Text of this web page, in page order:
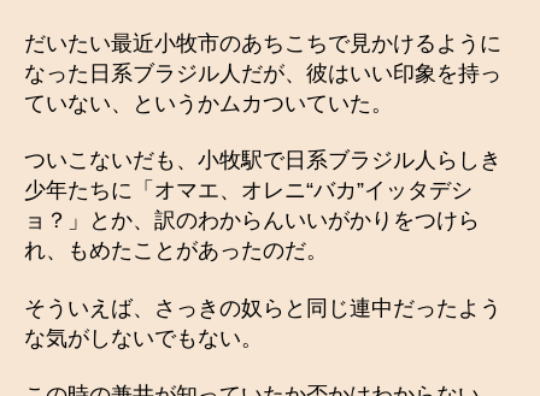
だいたい最近小牧市のあちこちで見かけるように
なった日系ブラジル人だが、彼はいい印象を持っ
ていない、というかムカついていた。
ついこないだも、小牧駅で日系ブラジル人らしき
少年たちに「オマエ、オレニ“バカ”イッタデシ
ョ？」とか、訳のわからんいいがかりをつけら
れ、もめたことがあったのだ。
そういえば、さっきの奴らと同じ連中だったよう
な気がしないでもない。